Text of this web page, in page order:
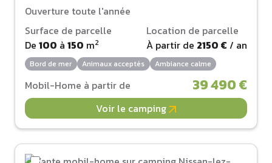
Ouverture toute l'année
Surface de parcelle
De 100 à 150 m2
Location de parcelle
À partir de 2150 € / an
Bord de mer Animaux acceptés Ambiance calme
Mobil-Home à partir de 39 490 €
Voir le camping